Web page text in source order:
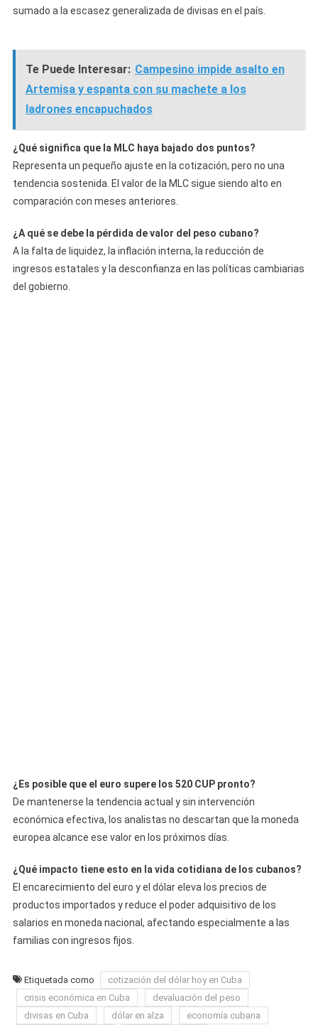
sumado a la escasez generalizada de divisas en el país.
Te Puede Interesar: Campesino impide asalto en
Artemisa y espanta con su machete a los
ladrones encapuchados
¿Qué significa que la MLC haya bajado dos puntos?
Representa un pequeño ajuste en la cotización, pero no una
tendencia sostenida. El valor de la MLC sigue siendo alto en
comparación con meses anteriores.
¿A qué se debe la pérdida de valor del peso cubano?
A la falta de liquidez, la inflación interna, la reducción de
ingresos estatales y la desconfianza en las políticas cambiarias
del gobierno.
¿Es posible que el euro supere los 520 CUP pronto?
De mantenerse la tendencia actual y sin intervención
económica efectiva, los analistas no descartan que la moneda
europea alcance ese valor en los próximos días.
¿Qué impacto tiene esto en la vida cotidiana de los cubanos?
El encarecimiento del euro y el dólar eleva los precios de
productos importados y reduce el poder adquisitivo de los
salarios en moneda nacional, afectando especialmente a las
familias con ingresos fijos.
Etiquetada como
cotización del dólar hoy en Cuba
crisis económica en Cuba
devaluación del peso
divisas en Cuba
dólar en alza economía cubana